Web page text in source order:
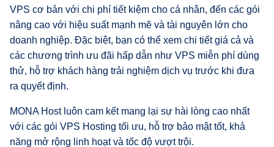
VPS cơ bản với chi phí tiết kiệm cho cá nhân, đến các gói
nâng cao với hiệu suất mạnh mẽ và tài nguyên lớn cho
doanh nghiệp. Đặc biệt, bạn có thể xem chi tiết giá cả và
các chương trình ưu đãi hấp dẫn như VPS miễn phí dùng
thử, hỗ trợ khách hàng trải nghiệm dịch vụ trước khi đưa
ra quyết định.
MONA Host luôn cam kết mang lại sự hài lòng cao nhất
với các gói VPS Hosting tối ưu, hỗ trợ bảo mật tốt, khả
năng mở rộng linh hoạt và tốc độ vượt trội.